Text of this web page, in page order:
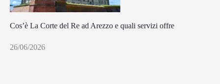
Cos’è La Corte del Re ad Arezzo e quali servizi offre
26/06/2026